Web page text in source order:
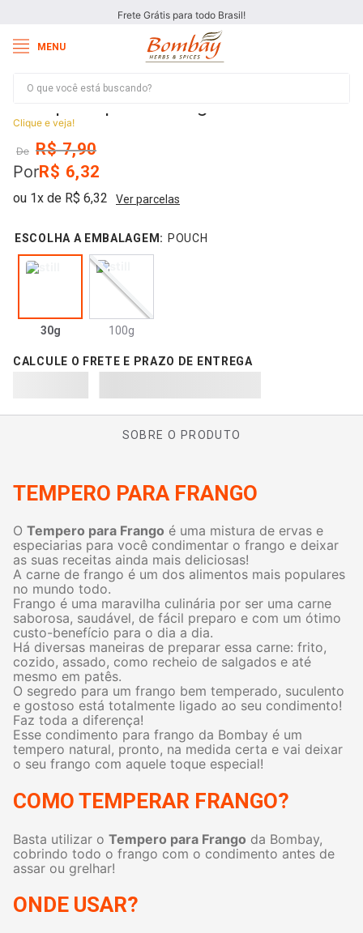
Frete Grátis para todo Brasil!
Clique e veja!
De R$ 7,90
PorR$ 6,32
ou 1x de R$ 6,32 Ver parcelas
: POUCH
30g 100g
SOBRE O PRODUTO
TEMPERO PARA FRANGO
O Tempero para Frango é uma mistura de ervas e
especiarias para você condimentar o frango e deixar
as suas receitas ainda mais deliciosas!
A carne de frango é um dos alimentos mais populares
no mundo todo.
Frango é uma maravilha culinária por ser uma carne
saborosa, saudável, de fácil preparo e com um ótimo
custo-benefício para o dia a dia.
Há diversas maneiras de preparar essa carne: frito,
cozido, assado, como recheio de salgados e até
mesmo em patês.
O segredo para um frango bem temperado, suculento
e gostoso está totalmente ligado ao seu condimento!
Faz toda a diferença!
Esse condimento para frango da Bombay é um
tempero natural, pronto, na medida certa e vai deixar
o seu frango com aquele toque especial!
COMO TEMPERAR FRANGO?
Basta utilizar o Tempero para Frango da Bombay,
cobrindo todo o frango com o condimento antes de
assar ou grelhar!
ONDE USAR?